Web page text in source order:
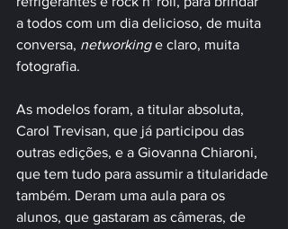
a todos com um dia delicioso, de muita
conversa, networking e claro, muita
fotografia.
As modelos foram, a titular absoluta,
Carol Trevisan, que já participou das
outras edições, e a Giovanna Chiaroni,
que tem tudo para assumir a titularidade
também. Deram uma aula para os
alunos, que gastaram as câmeras, de